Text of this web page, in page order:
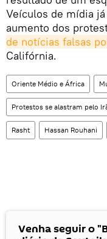
Veículos de mídia
aumento dos
de notícias falsas
Califórnia.
Oriente Médio e África
Protestos se alastram pelo
Rasht Hassan Rouhani
Venha seguir o